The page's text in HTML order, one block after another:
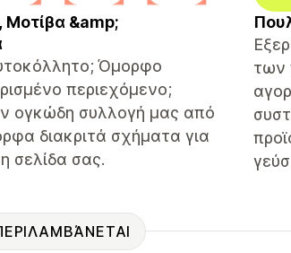
&amp;
Όμορφο
περιεχόμενο;
ογκώδη συλλογή μας από
διακριτά σχήματα για
σελίδα σας.
των